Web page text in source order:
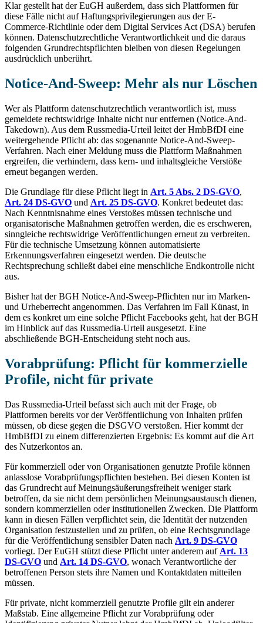
Klar gestellt hat der EuGH außerdem, dass sich Plattformen für
diese Fälle nicht auf Haftungsprivilegierungen aus der E-
Commerce-Richtlinie oder dem Digital Services Act (DSA) berufen
können. Datenschutzrechtliche Verantwortlichkeit und die daraus
folgenden Grundrechtspflichten bleiben von diesen Regelungen
ausdrücklich unberührt.
Notice-And-Sweep: Mehr als nur Löschen
Wer als Plattform datenschutzrechtlich verantwortlich ist, muss
gemeldete rechtswidrige Inhalte nicht nur entfernen (Notice-And-
Takedown). Aus dem Russmedia-Urteil leitet der HmbBfDI eine
weitergehende Pflicht ab: das sogenannte Notice-And-Sweep-
Verfahren. Nach einer Meldung muss die Plattform Maßnahmen
ergreifen, die verhindern, dass kern- und inhaltsgleiche Verstöße
erneut begangen werden.
Die Grundlage für diese Pflicht liegt in Art. 5 Abs. 2 DS-GVO,
Art. 24 DS-GVO und Art. 25 DS-GVO. Konkret bedeutet das:
Nach Kenntnisnahme eines Verstoßes müssen technische und
organisatorische Maßnahmen getroffen werden, die es erschweren,
sinngleiche rechtswidrige Veröffentlichungen erneut zu verbreiten.
Für die technische Umsetzung können automatisierte
Erkennungsverfahren eingesetzt werden. Die deutsche
Rechtsprechung schließt dabei eine menschliche Endkontrolle nicht
aus.
Bisher hat der BGH Notice-And-Sweep-Pflichten nur im Marken-
und Urheberrecht angenommen. Das Verfahren im Fall Künast, in
dem es konkret um eine solche Pflicht Facebooks geht, hat der BGH
im Hinblick auf das Russmedia-Urteil ausgesetzt. Eine
abschließende BGH-Entscheidung steht noch aus.
Vorabprüfung: Pflicht für kommerzielle
Profile, nicht für private
Das Russmedia-Urteil befasst sich auch mit der Frage, ob
Plattformen bereits vor der Veröffentlichung von Inhalten prüfen
müssen, ob diese gegen die DSGVO verstoßen. Hier kommt der
HmbBfDI zu einem differenzierten Ergebnis: Es kommt auf die Art
des Nutzerkontos an.
Für kommerziell oder von Organisationen genutzte Profile können
anlasslose Vorabprüfungspflichten bestehen. Bei diesen Konten ist
das Grundrecht auf Meinungsäußerungsfreiheit weniger stark
betroffen, da sie nicht dem persönlichen Meinungsaustausch dienen,
sondern kommerziellen oder institutionellen Zwecken. Die Plattform
kann in diesen Fällen verpflichtet sein, die Identität der nutzenden
Organisation festzustellen und zu prüfen, ob eine Rechtsgrundlage
für die Veröffentlichung sensibler Daten nach Art. 9 DS-GVO
vorliegt. Der EuGH stützt diese Pflicht unter anderem auf Art. 13
DS-GVO und Art. 14 DS-GVO, wonach Verantwortliche der
betroffenen Person stets ihre Namen und Kontaktdaten mitteilen
müssen.
Für private, nicht kommerziell genutzte Profile gilt ein anderer
Maßstab. Eine allgemeine Pflicht zur Vorabprüfung oder